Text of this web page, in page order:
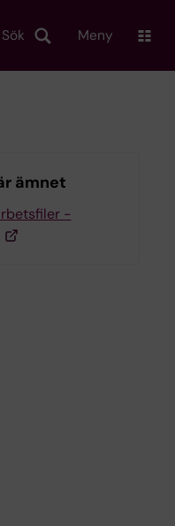
Sök Meny
ämnet
-